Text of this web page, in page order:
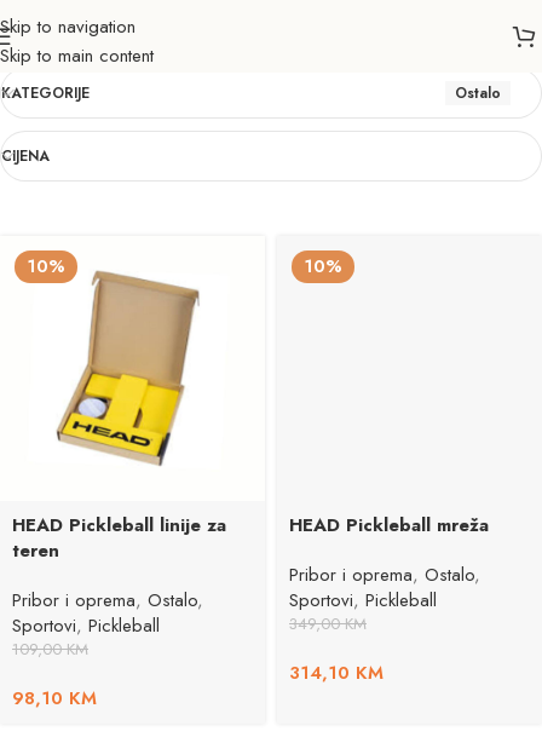
Skip to navigation
Skip to main content
Ostalo
KATEGORIJE Ostalo
CIJENA
10%
HEAD Pickleball linije za
teren
Pribor i oprema, Ostalo,
Sportovi, Pickleball
109,00KM
98,10 KM
10%
HEAD Pickleball mreža
Pribor i oprema, Ostalo,
Sportovi, Pickleball
349,00KM
314,10 KM